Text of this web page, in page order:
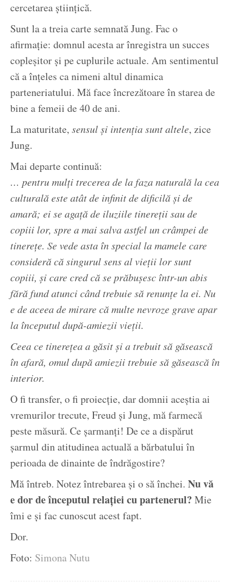
cercetarea științică.
Sunt la a treia carte semnată Jung. Fac o
afirmație: domnul acesta ar înregistra un succes
copleșitor și pe cuplurile actuale. Am sentimentul
că a înțeles ca nimeni altul dinamica
parteneriatului. Mă face încrezătoare în starea de
bine a femeii de 40 de ani.
La maturitate, sensul și intenția sunt altele, zice
Jung.
Mai departe continuă:
… pentru mulți trecerea de la faza naturală la cea
culturală este atât de infinit de dificilă și de
amară; ei se agață de iluziile tinereții sau de
copiii lor, spre a mai salva astfel un crâmpei de
tinerețe. Se vede asta în special la mamele care
consideră că singurul sens al vieții lor sunt
copiii, și care cred că se prăbușesc într-un abis
fără fund atunci când trebuie să renunțe la ei. Nu
e de aceea de mirare că multe nevroze grave apar
la începutul după-amiezii vieții.
Ceea ce tinerețea a găsit și a trebuit să găsească
în afară, omul după amiezii trebuie să găsească în
interior.
O fi transfer, o fi proiecție, dar domnii aceștia ai
vremurilor trecute, Freud și Jung, mă farmecă
peste măsură. Ce șarmanți! De ce a dispărut
șarmul din atitudinea actuală a bărbatului în
perioada de dinainte de îndrăgostire?
Mă întreb. Notez întrebarea și o să închei. Nu vă
e dor de începutul relației cu partenerul? Mie
îmi e și fac cunoscut acest fapt.
Dor.
Foto: Simona Nutu